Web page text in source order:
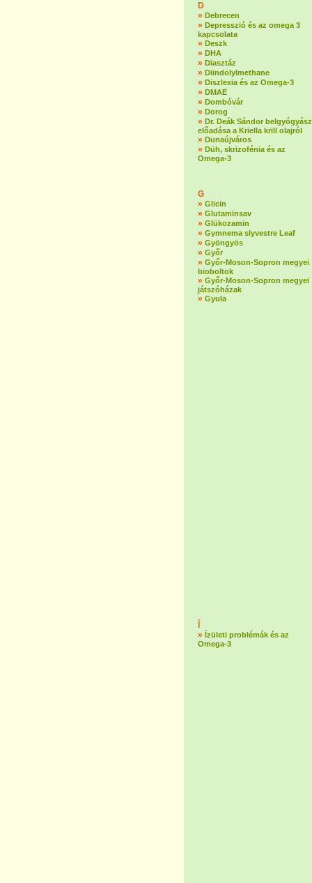
D
» Debrecen
» Depresszió és az omega 3
kapcsolata
» Deszk
» DHA
» Diasztáz
» Diindolylmethane
» Diszlexia és az Omega-3
» DMAE
» Dombóvár
» Dorog
» Dr. Deák Sándor belgyógyász
előadása a Kriella krill olajról
» Dunaújváros
» Düh, skrizofénia és az
Omega-3
G
» Glicin
» Glutaminsav
» Glükozamin
» Gymnema slyvestre Leaf
» Gyöngyös
» Győr
» Győr-Moson-Sopron megyei
bioboltok
» Győr-Moson-Sopron megyei
játszóházak
» Gyula
» Ízületi problémák és az
Omega-3